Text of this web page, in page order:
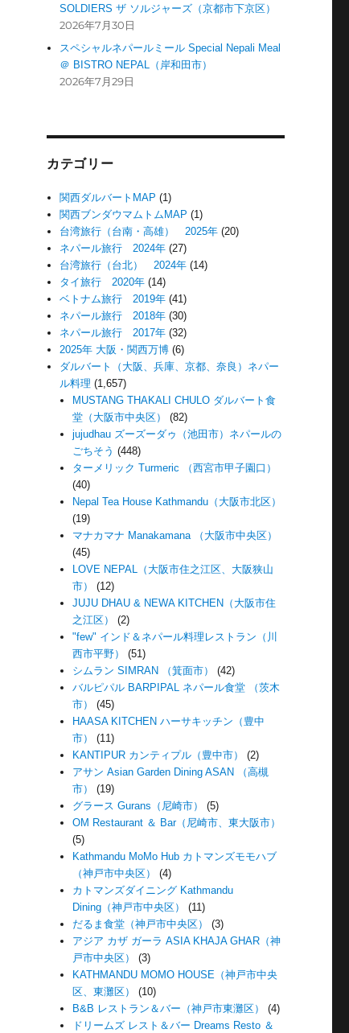
SOLDIERS ザ ソルジャーズ（京都市下京区）
2026年7月30日
スペシャルネパールミール Special Nepali Meal
＠ BISTRO NEPAL（岸和田市）
2026年7月29日
カテゴリー
関西ダルバートMAP (1)
関西ブンダウマムトムMAP (1)
台湾旅行（台南・高雄） 2025年 (20)
ネパール旅行 2024年 (27)
台湾旅行（台北） 2024年 (14)
タイ旅行 2020年 (14)
ベトナム旅行 2019年 (41)
ネパール旅行 2018年 (30)
ネパール旅行 2017年 (32)
2025年 大阪・関西万博 (6)
ダルバート（大阪、兵庫、京都、奈良）ネパー
ル料理 (1,657)
MUSTANG THAKALI CHULO ダルバート食
堂（大阪市中央区）
(82)
jujudhau ズーズーダゥ（池田市）ネパールの
ごちそう (448)
ターメリック Turmeric （西宮市甲子園口）
(40)
Nepal Tea House Kathmandu（大阪市北区）
(19)
マナカマナ Manakamana （大阪市中央区）
(45)
LOVE NEPAL（大阪市住之江区、大阪狭山
市）
(12)
JUJU DHAU & NEWA KITCHEN（大阪市住
之江区）
(2)
"few" インド＆ネパール料理レストラン（川
西市平野）
(51)
シムラン SIMRAN （箕面市）
(42)
バルピパル BARPIPAL ネパール食堂 （茨木
市）
(45)
HAASA KITCHEN ハーサキッチン（豊中
市）
(11)
KANTIPUR カンティプル（豊中市）
(2)
アサン Asian Garden Dining ASAN （高槻
市）
(19)
グラース Gurans（尼崎市）
(5)
OM Restaurant ＆ Bar（尼崎市、東大阪市）
(5)
Kathmandu MoMo Hub カトマンズモモハブ
（神戸市中央区）
(4)
カトマンズダイニング Kathmandu
Dining（神戸市中央区）
(11)
だるま食堂（神戸市中央区）
(3)
アジア カザ ガーラ ASIA KHAJA GHAR（神
戸市中央区）
(3)
KATHMANDU MOMO HOUSE（神戸市中央
区、東灘区）
(10)
B&B レストラン＆バー（神戸市東灘区）
(4)
ドリームズ レスト＆バー Dreams Resto ＆